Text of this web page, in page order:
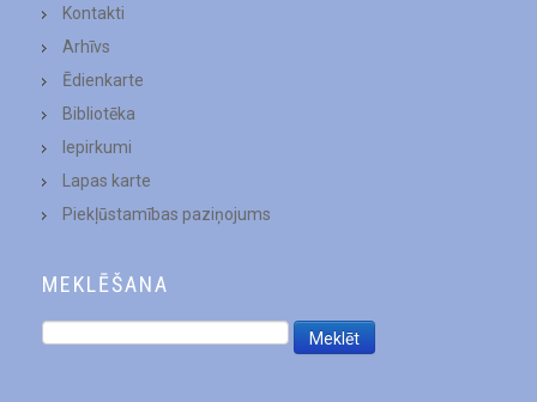
Kontakti
Arhīvs
Ēdienkarte
Bibliotēka
Iepirkumi
Lapas karte
Piekļūstamības paziņojums
MEKLĒŠANA